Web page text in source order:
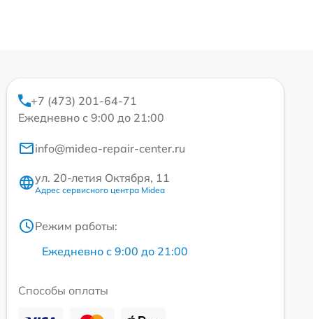
+7 (473) 201-64-71
Ежедневно с 9:00 до 21:00
info@midea-repair-center.ru
ул. 20-летия Октября, 11
Адрес сервисного центра Midea
Режим работы:
Ежедневно с 9:00 до 21:00
Способы оплаты